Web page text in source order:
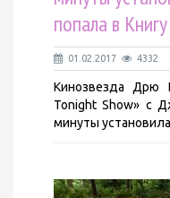
попала в
01.02.2017 4332
Кинозвезда Дрю
Tonight Show» с
минуты